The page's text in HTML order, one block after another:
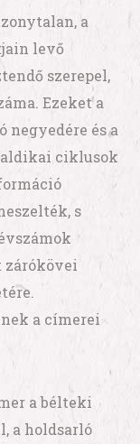
a
levő
szerepel,
Ezeket a
negyedére és a
ciklusok
s
zárókövei
a címerei
a bélteki
a holdsarló